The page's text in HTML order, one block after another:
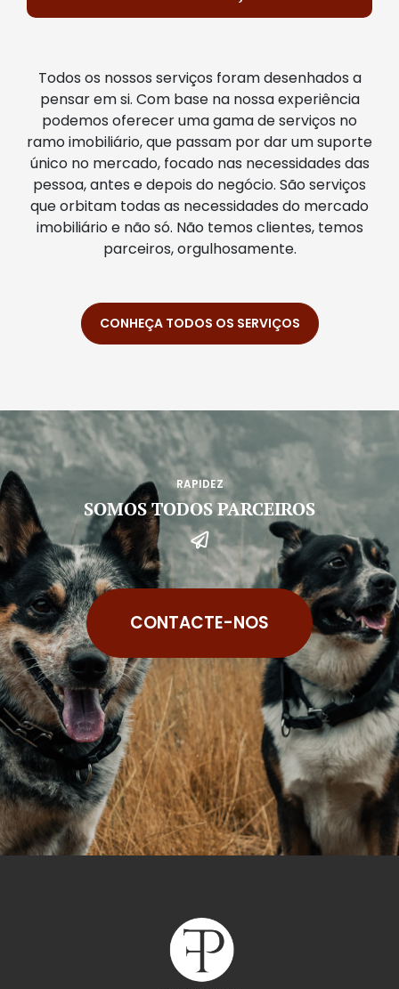
Todos os nossos serviços foram desenhados a
pensar em si. Com base na nossa experiência
podemos oferecer uma gama de serviços no
ramo imobiliário, que passam por dar um suporte
único no mercado, focado nas necessidades das
pessoa, antes e depois do negócio. São serviços
que orbitam todas as necessidades do mercado
imobiliário e não só. Não temos clientes, temos
parceiros, orgulhosamente.
CONHEÇA TODOS OS SERVIÇOS
RAPIDEZ
SOMOS TODOS PARCEIROS
CONTACTE-NOS